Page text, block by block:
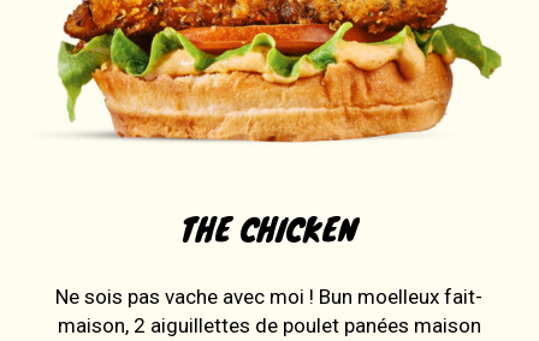
THE CHICKEN
Ne sois pas vache avec moi ! Bun moelleux fait-
maison, 2 aiguillettes de poulet panées maison